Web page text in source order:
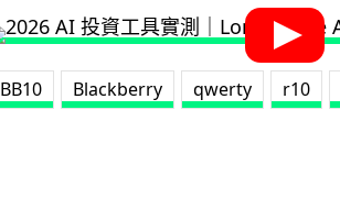
BB10 Blackberry qwerty r10